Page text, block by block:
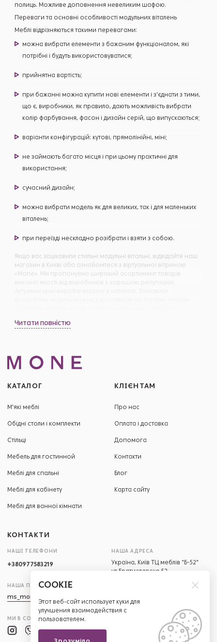
Читати повністю
полиць. Можливе доповнення невеликим шафою.
Переваги та основні особливості модульних віталень
Меблі відрізняються такими перевагами:
можна вибрати елементи з бажаним функціоналом, які
потрібні і будуть використовуватися;
прийнятна вартість;
при бажанні можна купити нові елементи і з'єднати з тими,
що є, виробники, як правило, дають можливість вибрати
колір фарбування, фасон і дизайн серій, що випускаються;
варіанти конфігурацій: кутові, прямолінійні, міні;
не займають багато місця і при цьому практичні для
використання;
сучасний дизайн;
можна вибрати модель як для великих, так і для маленьких
віталень;
при переїзді нескладно розібрати і взяти з собою.
Якщо вас зацікавили стильні модульні вітальні, відвідайте наш
магазин в Києві або ознайомтеся з віртуальної вітриною
«Mone». Ми пропонуємо широкий асортимент товарів
високої якості від виробників з хорошою репутацією.
КАТАЛОГ
М'які меблі
Обідні столи і комплекти
Стільці
Мебель для гостинной
Меблі для спальні
Меблі для кабінету
Меблі для ванної кімнати
КЛІЄНТАМ
Про нас
Оплата і доставка
Допомога
Контакти
Блог
Карта сайту
КОНТАКТИ
НАШІ ТЕЛЕФОНИ
+380977583219
НАША ПОШТА
ms_mone@ukr.net
МИ В СОЦМЕРЕЖАХ
НАША АДРЕСА
Україна, Київ ТЦ меблів "Б-52"
ул.Братиславска 52
10:00-20:00
10:00-19:00
COOKIE
Этот веб-сайт использует куки для
улучшения взаимодействия с
пользователем.